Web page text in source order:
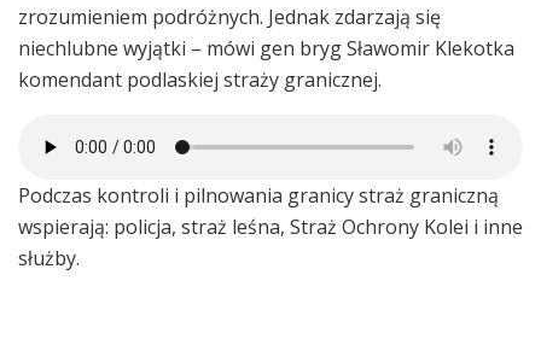
zrozumieniem podróżnych. Jednak zdarzają się
niechlubne wyjątki – mówi gen bryg Sławomir Klekotka
komendant podlaskiej straży granicznej.
Podczas kontroli i pilnowania granicy straż graniczną
wspierają: policja, straż leśna, Straż Ochrony Kolei i inne
służby.